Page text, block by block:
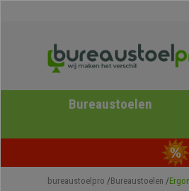
Bureaustoelen
bureaustoelpro Bureaustoelen